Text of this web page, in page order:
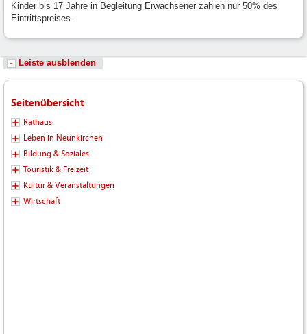
Kinder bis 17 Jahre in Begleitung Erwachsener zahlen nur 50% des
Eintrittspreises.
Leiste ausblenden
Seitenübersicht
Rathaus
Leben in Neunkirchen
Bildung & Soziales
Touristik & Freizeit
Kultur & Veranstaltungen
Wirtschaft